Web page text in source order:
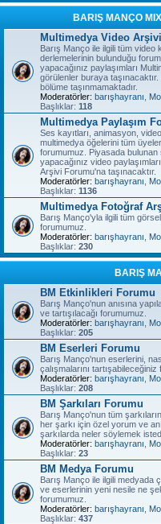
BARIŞ MANÇO
Multimedya Video
Barış Manço ile ilgili tüm
derlemelerinin bulunduğu
yapacağınız paylaşımları
görülenler buraya
bölüme taşınmamaktadır.
Moderatörler: barışhayranı
Başlıklar: 118
Multimedya Paylaşım
Ses kayıtları, animasyon,
multimedya öğelerini tüm
forumumuz. Piyasada bulunan
yapacağınız video
Arşivi Forumu'na taşınacaktır.
Moderatörler: barışhayranı
Başlıklar: 1136
Multimedya Fotoğraf
Barış Manço'yla ilgili tüm
forumumuz.
Moderatörler: barışhayranı
Başlıklar: 230
BARIŞ
BM Etkinlikleri Forumu
Barış Manço'nun anısına
ve tartışılacağı forumumuz.
Moderatörler: barışhayranı
Başlıklar: 205
BM Eserleri Forumu
Barış Manço'nun eserlerini,
çalışmalarını tartışabileceğiniz
Moderatörler: barışhayranı
Başlıklar: 208
BM Şarkıları Forumu
Barış Manço'nun tüm
her şarkı için özel yorum ve
şarkılarda neler söylemek
Moderatörler: barışhayranı
Başlıklar: 23
BM Medya Forumu
Barış Manço ile ilgili medyada
ve eserlerinin yeni nesile ne
forumumuz.
Moderatörler: barışhayranı
Başlıklar: 437